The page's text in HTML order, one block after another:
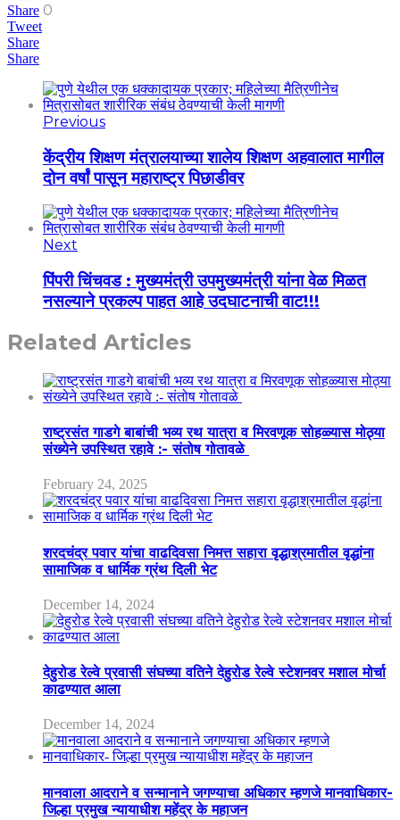
Share 0
Tweet
Share
Share
Previous
केंद्रीय शिक्षण मंत्रालयाच्या शालेय शिक्षण अहवालात मागील
दोन वर्षां पासून महाराष्ट्र पिछाडीवर
Next
पिंपरी चिंचवड : मुख्यमंत्री उपमुख्यमंत्री यांना वेळ मिळत
नसल्याने प्रकल्प पाहत आहे उदघाटनाची वाट!!!
Related Articles
राष्ट्रसंत गाडगे बाबांची भव्य रथ यात्रा व मिरवणूक सोहळ्यास मोठ्या
संख्येने उपस्थित रहावे :- संतोष गोतावळे
February 24, 2025
शरदचंद्र पवार यांचा वाढदिवसा निमत्त सहारा वृद्धाश्रमातील वृद्धांना
सामाजिक व धार्मिक ग्रंथ दिली भेट
December 14, 2024
देहुरोड रेल्वे प्रवासी संघच्या वतिने देहुरोड रेल्वे स्टेशनवर मशाल मोर्चा
काढण्यात आला
December 14, 2024
मानवाला आदराने व सन्मानाने जगण्याचा अधिकार म्हणजे मानवाधिकार-
जिल्हा प्रमुख न्यायाधीश महेंद्र के महाजन